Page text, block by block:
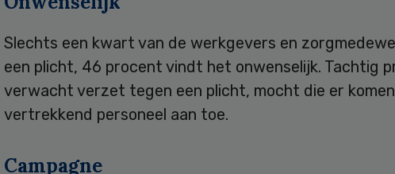
Slechts een kwart van de werkgevers en
een plicht, 46 procent vindt het onwenselijk. Tachtig
verwacht verzet tegen een plicht, mocht die er
vertrekkend personeel aan toe.
Campagne